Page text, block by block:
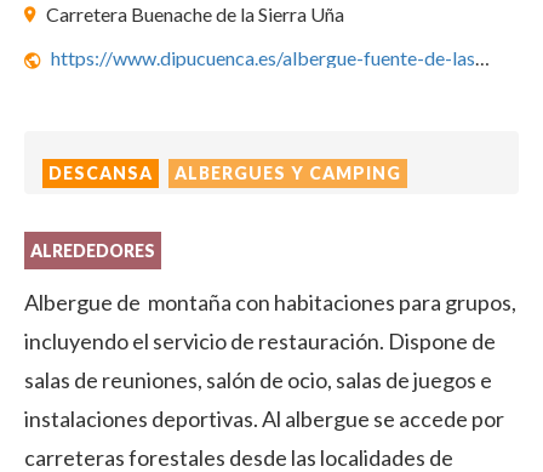
Carretera Buenache de la Sierra Uña
https://www.dipucuenca.es/albergue-fuente-de-las-tablas
DESCANSA ALBERGUES Y CAMPING
ALREDEDORES
Albergue de montaña con habitaciones para grupos,
incluyendo el servicio de restauración. Dispone de
salas de reuniones, salón de ocio, salas de juegos e
instalaciones deportivas. Al albergue se accede por
carreteras forestales desde las localidades de